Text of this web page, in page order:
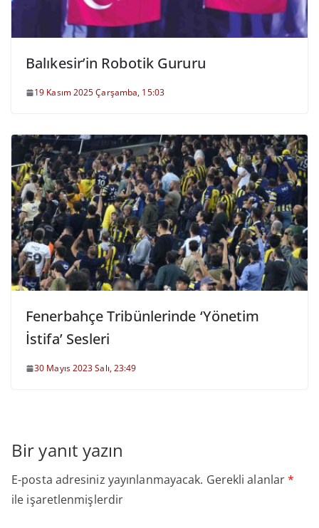
Balıkesir’in Robotik Gururu
19 Kasım 2025 Çarşamba, 15:03
Fenerbahçe Tribünlerinde ‘Yönetim
İstifa’ Sesleri
30 Mayıs 2023 Salı, 23:49
Bir yanıt yazın
E-posta adresiniz yayınlanmayacak. Gerekli alanlar*
ile işaretlenmişlerdir